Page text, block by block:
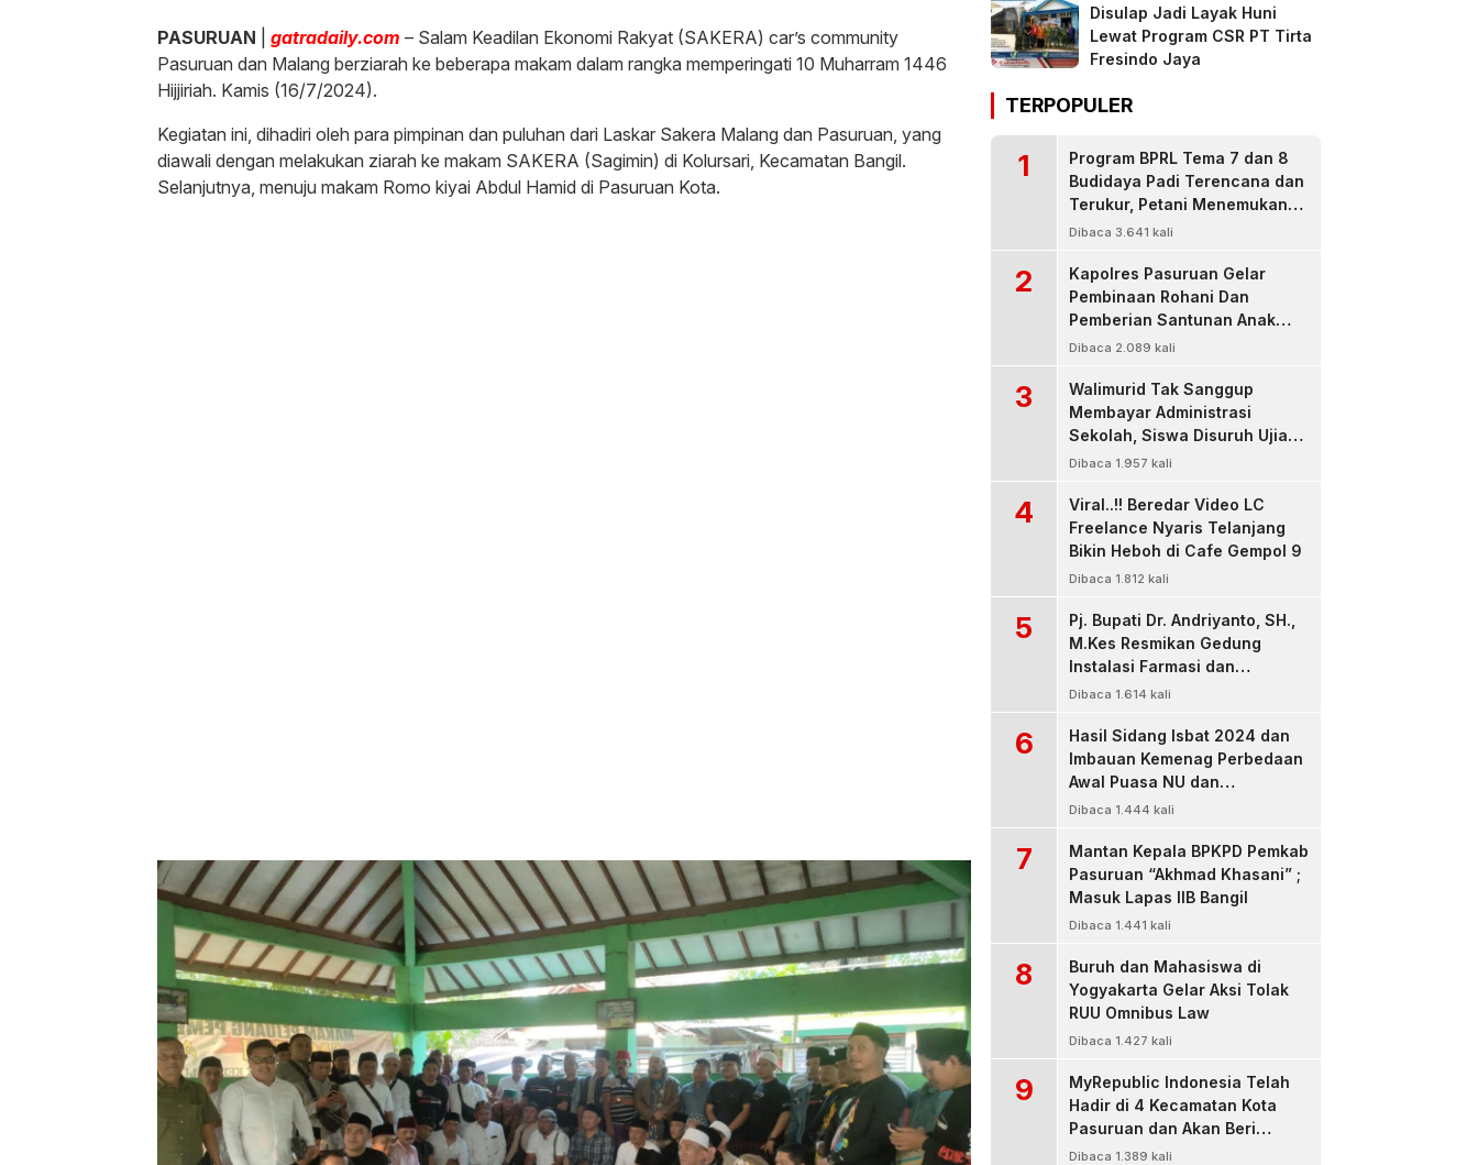
PASURUAN gatradaily.com – Salam Keadilan Ekonomi Rakyat (SAKERA) car’s community
Pasuruan dan Malang berziarah ke beberapa makam dalam rangka memperingati 10 Muharram 1446
Hijjiriah. Kamis (16/7/2024).
Kegiatan ini, dihadiri oleh para pimpinan dan puluhan dari Laskar Sakera Malang dan Pasuruan, yang
diawali dengan melakukan ziarah ke makam SAKERA (Sagimin) di Kolursari, Kecamatan Bangil.
Selanjutnya, menuju makam Romo kiyai Abdul Hamid di Pasuruan Kota.
Disulap Jadi Layak Huni
Lewat Program CSR PT Tirta
Fresindo Jaya
TERPOPULER
1
Program BPRL Tema 7 dan 8
Budidaya Padi Terencana dan
Terukur, Petani Menemukan
Penanggulangan Hama
Dibaca 3.641 kali
2
Kapolres Pasuruan Gelar
Pembinaan Rohani Dan
Pemberian Santunan Anak
Yatim untuk Tingkatkan
Dibaca 2.089 kali
3
Walimurid Tak Sanggup
Membayar Administrasi
Sekolah, Siswa Disuruh Ujian
di Luar Kelas
Dibaca 1.957 kali
4
Viral..!! Beredar Video LC
Freelance Nyaris Telanjang
Bikin Heboh di Cafe Gempol 9
Dibaca 1.812 kali
5
Pj. Bupati Dr. Andriyanto, SH.,
M.Kes Resmikan Gedung
Instalasi Farmasi dan
Dropzone IGD, RSUD Bangil
Dibaca 1.614 kali
6
Hasil Sidang Isbat 2024 dan
Imbauan Kemenag Perbedaan
Awal Puasa NU dan
Muhamadiyah
Dibaca 1.444 kali
7
Mantan Kepala BPKPD Pemkab
Pasuruan “Akhmad Khasani” ;
Masuk Lapas IIB Bangil
Dibaca 1.441 kali
8
Buruh dan Mahasiswa di
Yogyakarta Gelar Aksi Tolak
RUU Omnibus Law
Dibaca 1.427 kali
9
MyRepublic Indonesia Telah
Hadir di 4 Kecamatan Kota
Pasuruan dan Akan Beri
Pelayanan Terbaik Untuk
Dibaca 1.389 kali